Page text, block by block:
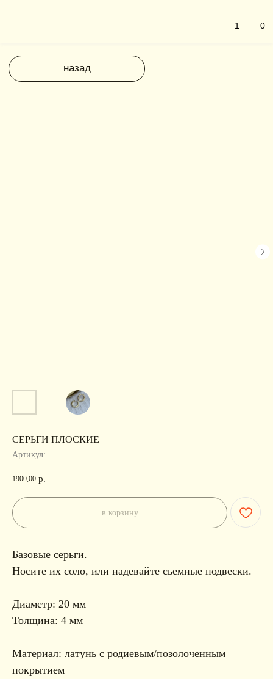
СЕРЬГИ ПЛОСКИЕ
Артикул:
1900,00 р.
в корзину
Базовые серьги.
Носите их соло, или надевайте сьемные подвески.
Диаметр: 20 мм
Толщина: 4 мм
Материал: латунь с родиевым/позолоченным
покрытием